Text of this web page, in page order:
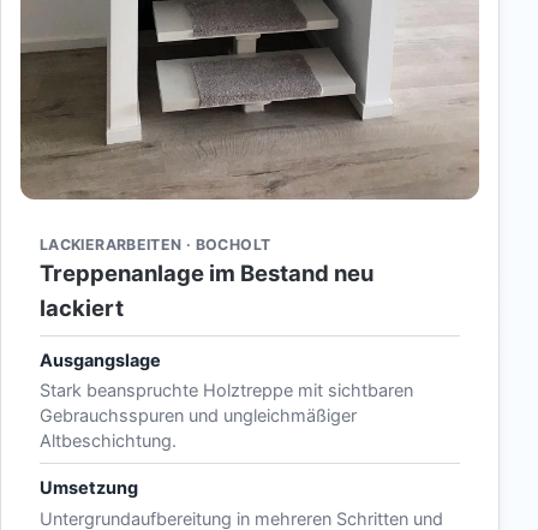
LACKIERARBEITEN · BOCHOLT
Treppenanlage im Bestand neu
lackiert
Ausgangslage
Stark beanspruchte Holztreppe mit sichtbaren
Gebrauchsspuren und ungleichmäßiger
Altbeschichtung.
Umsetzung
Untergrundaufbereitung in mehreren Schritten und